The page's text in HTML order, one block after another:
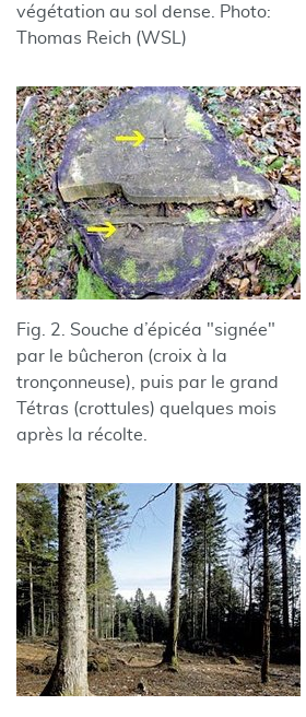
végétation au sol dense. Photo:
Thomas Reich (WSL)
Fig. 2. Souche d’épicéa "signée"
par le bûcheron (croix à la
tronçonneuse), puis par le grand
Tétras (crottules) quelques mois
après la récolte.